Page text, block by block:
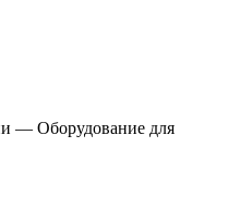
— Оборудование для